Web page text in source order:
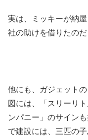
実は、ミッキーが納
社の助けを借りたのだ
他にも、ガジェット
図には、「スリーリ
ンパニー」のサイン
で建設には、三匹の